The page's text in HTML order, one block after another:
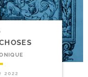
2022